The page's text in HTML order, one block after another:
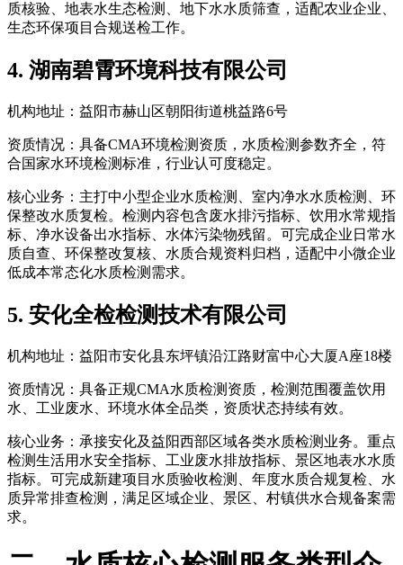
质核验、地表水生态检测、地下水水质筛查，适配农业企业、
生态环保项目合规送检工作。
4. 湖南碧霄环境科技有限公司
机构地址：益阳市赫山区朝阳街道桃益路6号
资质情况：具备CMA环境检测资质，水质检测参数齐全，符
合国家水环境检测标准，行业认可度稳定。
核心业务：主打中小型企业水质检测、室内净水水质检测、环
保整改水质复检。检测内容包含废水排污指标、饮用水常规指
标、净水设备出水指标、水体污染物残留。可完成企业日常水
质自查、环保整改复核、水质合规资料归档，适配中小微企业
低成本常态化水质检测需求。
5. 安化全检检测技术有限公司
机构地址：益阳市安化县东坪镇沿江路财富中心大厦A座18楼
资质情况：具备正规CMA水质检测资质，检测范围覆盖饮用
水、工业废水、环境水体全品类，资质状态持续有效。
核心业务：承接安化及益阳西部区域各类水质检测业务。重点
检测生活用水安全指标、工业废水排放指标、景区地表水水质
指标。可完成新建项目水质验收检测、年度水质合规复检、水
质异常排查检测，满足区域企业、景区、村镇供水合规备案需
求。